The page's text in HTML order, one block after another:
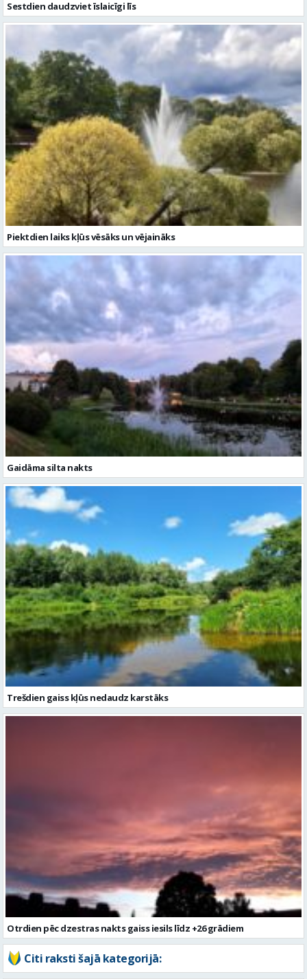
Sestdien daudzviet īslaicīgi līs
Piektdien laiks kļūs vēsāks un vējaināks
Gaidāma silta nakts
Trešdien gaiss kļūs nedaudz karstāks
Otrdien pēc dzestras nakts gaiss iesils līdz +26 grādiem
Citi raksti šajā kategorijā: